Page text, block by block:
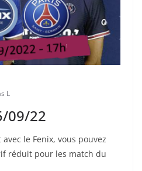
L
09/22
le Fenix, vous pouvez
réduit pour les match du